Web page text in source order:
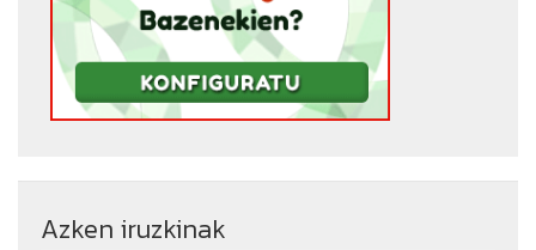
Azken iruzkinak